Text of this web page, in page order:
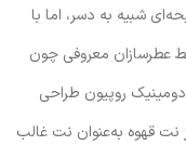
شبیه به دسر، اما با
عطرسازان معروفی چون
دومینیک روپیون طراحی
نت قهوه به‌عنوان نت غالب